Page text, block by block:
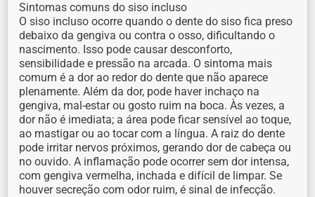
Sintomas comuns do siso incluso
O siso incluso ocorre quando o dente do siso fica preso
debaixo da gengiva ou contra o osso, dificultando o
nascimento. Isso pode causar desconforto,
sensibilidade e pressão na arcada. O sintoma mais
comum é a dor ao redor do dente que não aparece
plenamente. Além da dor, pode haver inchaço na
gengiva, mal-estar ou gosto ruim na boca. Às vezes, a
dor não é imediata; a área pode ficar sensível ao toque,
ao mastigar ou ao tocar com a língua. A raiz do dente
pode irritar nervos próximos, gerando dor de cabeça ou
no ouvido. A inflamação pode ocorrer sem dor intensa,
com gengiva vermelha, inchada e difícil de limpar. Se
houver secreção com odor ruim, é sinal de infecção.